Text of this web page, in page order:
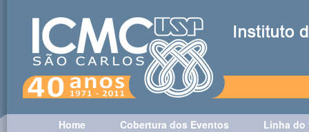
Home Cobertura dos Eventos Linha do